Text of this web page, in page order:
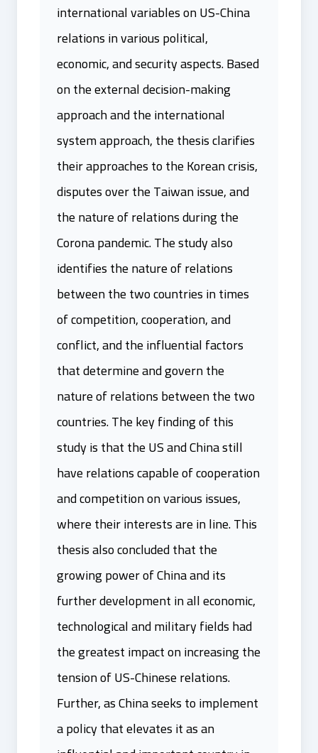
international variables on US-China
relations in various political,
economic, and security aspects. Based
on the external decision-making
approach and the international
system approach, the thesis clarifies
their approaches to the Korean crisis,
disputes over the Taiwan issue, and
the nature of relations during the
Corona pandemic. The study also
identifies the nature of relations
between the two countries in times
of competition, cooperation, and
conflict, and the influential factors
that determine and govern the
nature of relations between the two
countries. The key finding of this
study is that the US and China still
have relations capable of cooperation
and competition on various issues,
where their interests are in line. This
thesis also concluded that the
growing power of China and its
further development in all economic,
technological and military fields had
the greatest impact on increasing the
tension of US-Chinese relations.
Further, as China seeks to implement
a policy that elevates it as an